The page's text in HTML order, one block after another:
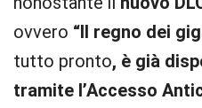
ovvero “Il regno dei
tutto pronto, è già
tramite l’Accesso